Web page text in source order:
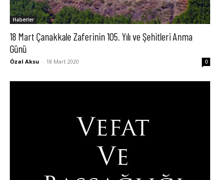
Haberler
18 Mart Çanakkale Zaferinin 105. Yılı ve Şehitleri Anma
Günü
Özal Aksu - 18 Mart 2020 0